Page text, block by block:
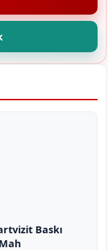
Baskı